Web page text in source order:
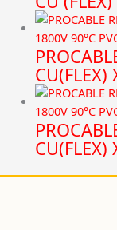
CU(FLEX)
CU(FLEX)